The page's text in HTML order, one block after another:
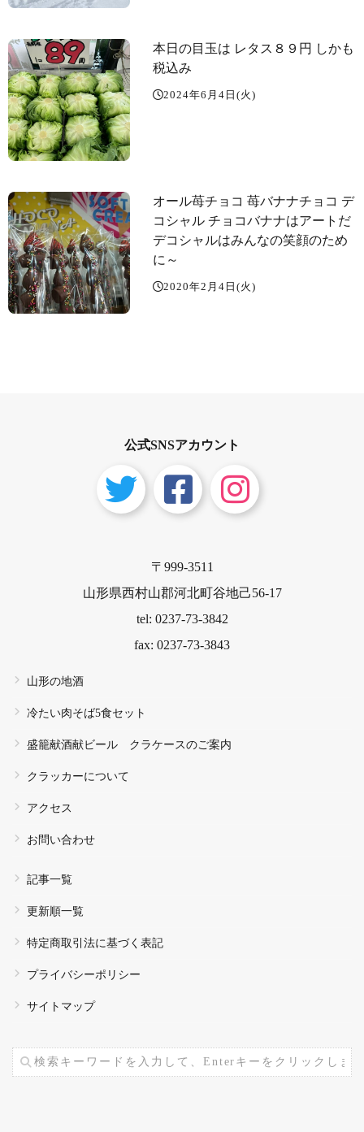
本日の目玉は レタス８９円 しかも
税込み️
2024年6月4日(火)
オール苺チョコ 苺バナナチョコ デ
コシャル️ チョコバナナはアートだ
デコシャル️はみんなの笑顔のため
に～️
2020年2月4日(火)
公式SNSアカウント
〒999-3511
山形県西村山郡河北町谷地己56-17
tel: 0237-73-3842
fax: 0237-73-3843
山形の地酒
冷たい肉そば5食セット
盛籠献酒献ビール クラケースのご案内
クラッカーについて
アクセス
お問い合わせ
記事一覧
更新順一覧
特定商取引法に基づく表記
プライバシーポリシー
サイトマップ